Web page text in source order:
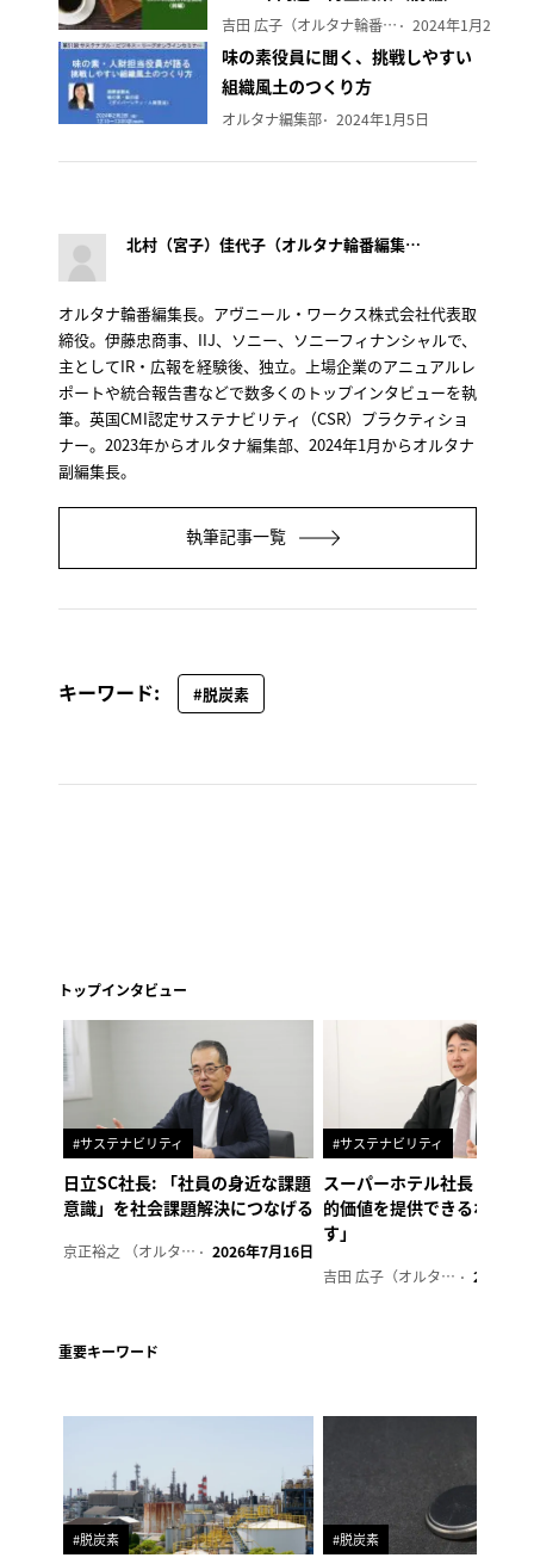
吉田 広子（オルタナ輪番編集長） 2024年1月29日
味の素役員に聞く、挑戦しやすい
組織風土のつくり方
オルタナ編集部 2024年1月5日
北村（宮子）佳代子（オルタナ輪番編集長）
オルタナ輪番編集長。アヴニール・ワークス株式会社代表取
締役。伊藤忠商事、IIJ、ソニー、ソニーフィナンシャルで、
主としてIR・広報を経験後、独立。上場企業のアニュアルレ
ポートや統合報告書などで数多くのトップインタビューを執
筆。英国CMI認定サステナビリティ（CSR）プラクティショ
ナー。2023年からオルタナ編集部、2024年1月からオルタナ
副編集長。
執筆記事一覧
キーワード: #脱炭素
トップインタビュー
#サステナビリティ
日立SC社長: 「社員の身近な課題
意識」を社会課題解決につなげる
京正裕之 （オルタナ副編集長） 2026年7月16日
#サステナビリティ
スーパーホテル社長「地域
的価値を提供できるホテル
す」
吉田 広子（オルタナ輪番編集長） 2026年6
重要キーワード
#脱炭素 #脱炭素